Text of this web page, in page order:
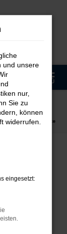
MENÜ
Top Angebote
und unsere
nur,
Sie zu
können
widerrufen.
eingesetzt: